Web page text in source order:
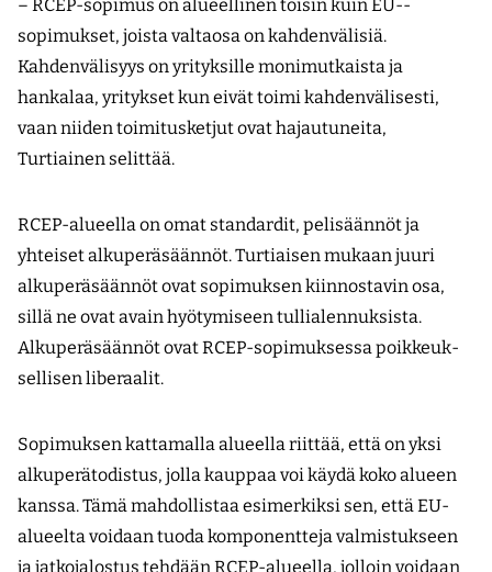
– RCEP-sopimus on alueellinen toisin kuin EU-­
sopimukset, joista valtaosa on kahdenvälisiä.
Kahdenvälisyys on yrityksille monimutkaista ja
hankalaa, yritykset kun eivät toimi kahdenvälisesti,
vaan niiden toimitusketjut ovat hajautuneita,
Turtiainen selittää.
RCEP-alueella on omat standardit, pelisäännöt ja
yhteiset alkuperäsäännöt. Turtiaisen mukaan juuri
alkuperäsäännöt ovat sopimuksen kiinnostavin osa,
sillä ne ovat avain hyötymiseen tullialennuksista.
Alkuperäsäännöt ovat RCEP-sopimuksessa poikkeuk­
sellisen liberaalit.
Sopimuksen kattamalla alueella riittää, että on yksi
alkuperätodistus, jolla kauppaa voi käydä koko alueen
kanssa. Tämä mahdollistaa esimerkiksi sen, että EU-
alueelta voidaan tuoda komponentteja valmistukseen
ja jatkojalostus tehdään RCEP-alueella, jolloin voidaan